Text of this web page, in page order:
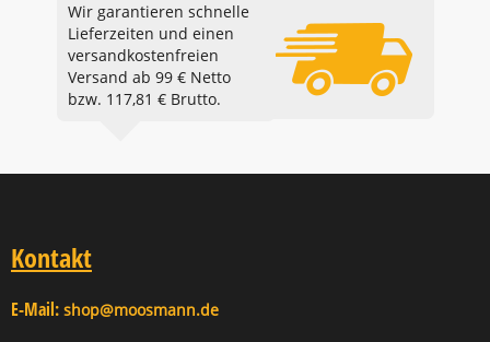
Wir garantieren schnelle
Lieferzeiten und einen
versandkostenfreien
Versand ab 99 € Netto
bzw. 117,81 € Brutto.
Kontakt
E-Mail: shop@moosmann.de